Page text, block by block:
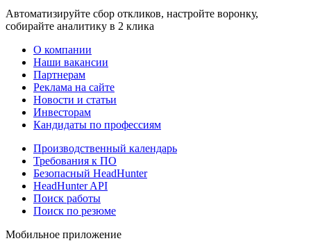
Автоматизируйте сбор откликов, настройте воронку,
собирайте аналитику в 2 клика
О компании
Наши вакансии
Партнерам
Реклама на сайте
Новости и статьи
Инвесторам
Кандидаты по профессиям
Производственный календарь
Требования к ПО
Безопасный HeadHunter
HeadHunter API
Поиск работы
Поиск по резюме
Мобильное приложение